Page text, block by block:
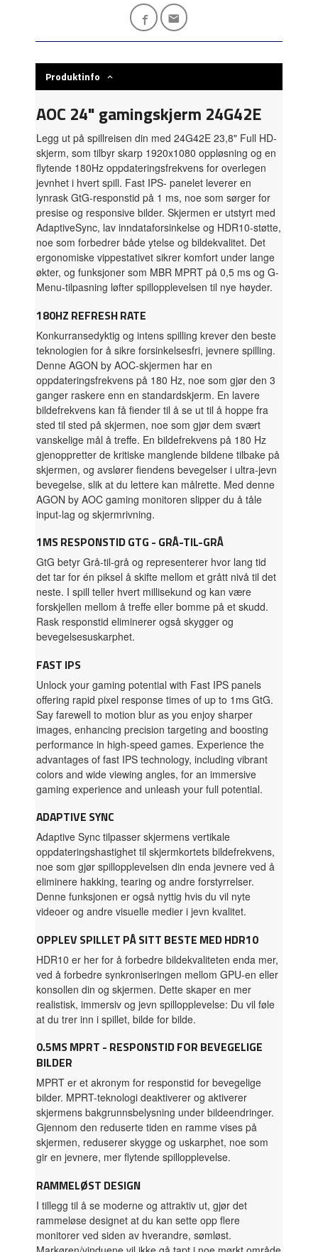
Produktinfo
AOC 24" gamingskjerm 24G42E
Legg ut på spillreisen din med 24G42E 23,8" Full HD-
skjerm, som tilbyr skarp 1920x1080 oppløsning og en
flytende 180Hz oppdateringsfrekvens for overlegen
jevnhet i hvert spill. Fast IPS- panelet leverer en
lynrask GtG-responstid på 1 ms, noe som sørger for
presise og responsive bilder. Skjermen er utstyrt med
AdaptiveSync, lav inndataforsinkelse og HDR10-støtte,
noe som forbedrer både ytelse og bildekvalitet. Det
ergonomiske vippestativet sikrer komfort under lange
økter, og funksjoner som MBR MPRT på 0,5 ms og G-
Menu-tilpasning løfter spillopplevelsen til nye høyder.
180HZ REFRESH RATE
Konkurransedyktig og intens spilling krever den beste
teknologien for å sikre forsinkelsesfri, jevnere spilling.
Denne AGON by AOC-skjermen har en
oppdateringsfrekvens på 180 Hz, noe som gjør den 3
ganger raskere enn en standardskjerm. En lavere
bildefrekvens kan få fiender til å se ut til å hoppe fra
sted til sted på skjermen, noe som gjør dem svært
vanskelige mål å treffe. En bildefrekvens på 180 Hz
gjenoppretter de kritiske manglende bildene tilbake på
skjermen, og avslører fiendens bevegelser i ultra-jevn
bevegelse, slik at du lettere kan målrette. Med denne
AGON by AOC gaming monitoren slipper du å tåle
input-lag og skjermrivning.
1MS RESPONSTID GTG - GRÅ-TIL-GRÅ
GtG betyr Grå-til-grå og representerer hvor lang tid
det tar for én piksel å skifte mellom et grått nivå til det
neste. I spill teller hvert millisekund og kan være
forskjellen mellom å treffe eller bomme på et skudd.
Rask responstid eliminerer også skygger og
bevegelsesuskarphet.
FAST IPS
Unlock your gaming potential with Fast IPS panels
offering rapid pixel response times of up to 1ms GtG.
Say farewell to motion blur as you enjoy sharper
images, enhancing precision targeting and boosting
performance in high-speed games. Experience the
advantages of fast IPS technology, including vibrant
colors and wide viewing angles, for an immersive
gaming experience and unleash your full potential.
ADAPTIVE SYNC
Adaptive Sync tilpasser skjermens vertikale
oppdateringshastighet til skjermkortets bildefrekvens,
noe som gjør spillopplevelsen din enda jevnere ved å
eliminere hakking, tearing og andre forstyrrelser.
Denne funksjonen er også nyttig hvis du vil nyte
videoer og andre visuelle medier i jevn kvalitet.
OPPLEV SPILLET PÅ SITT BESTE MED HDR10
HDR10 er her for å forbedre bildekvaliteten enda mer,
ved å forbedre synkroniseringen mellom GPU-en eller
konsollen din og skjermen. Dette skaper en mer
realistisk, immersiv og jevn spillopplevelse: Du vil føle
at du trer inn i spillet, bilde for bilde.
0.5MS MPRT - RESPONSTID FOR BEVEGELIGE
BILDER
MPRT er et akronym for responstid for bevegelige
bilder. MPRT-teknologi deaktiverer og aktiverer
skjermens bakgrunnsbelysning under bildeendringer.
Gjennom den reduserte tiden en ramme vises på
skjermen, reduserer skygge og uskarphet, noe som
gir en jevnere, mer flytende spillopplevelse.
RAMMELØST DESIGN
I tillegg til å se moderne og attraktiv ut, gjør det
rammeløse designet at du kan sette opp flere
monitorer ved siden av hverandre, sømløst.